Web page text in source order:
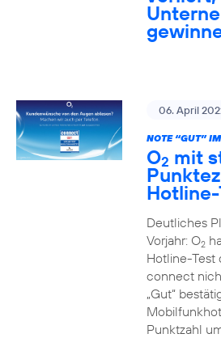
06. April
NOTE “GUT”
O2 mit
Deutliches
Vorjahr: O2
Hotline-Test
connect
„Gut“
Punktzahl